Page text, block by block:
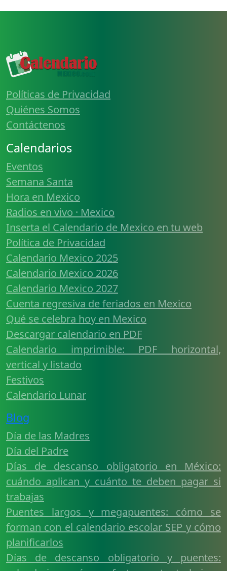
Políticas de Privacidad
Quiénes Somos
Contáctenos
Calendarios
Eventos
Semana Santa
Hora en Mexico
Radios en vivo · Mexico
Inserta el Calendario de Mexico en tu web
Política de Privacidad
Calendario Mexico 2025
Calendario Mexico 2026
Calendario Mexico 2027
Cuenta regresiva de feriados en Mexico
Qué se celebra hoy en Mexico
Descargar calendario en PDF
Calendario imprimible: PDF horizontal,
vertical y listado
Festivos
Calendario Lunar
Blog
Día de las Madres
Día del Padre
Días de descanso obligatorio en México:
cuándo aplican y cuánto te deben pagar si
trabajas
Puentes largos y megapuentes: cómo se
forman con el calendario escolar SEP y cómo
planificarlos
Días de descanso obligatorio y puentes: